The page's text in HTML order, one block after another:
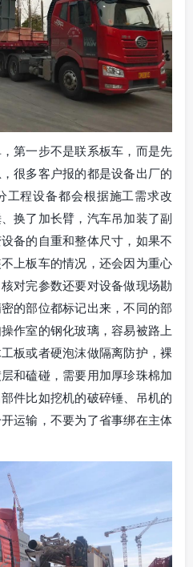
第一步不是联系板车，而是先
很多客户报的都是设备出厂的
工程设备都会根据施工需求改
换了加长臂，汽车吊加装了副
备的自重和整体尺寸，如果不
上板车的情况，还会因为重心
对完参数还要对设备做现场勘
的部位都标记出来，不同的部
作室的钢化玻璃，容易被路上
板或者硬泡沫做隔离防护，裸
和磕碰，需要用加厚珍珠棉加
件比如挖机的破碎锤、吊机的
运输，不要为了省事绑在主体